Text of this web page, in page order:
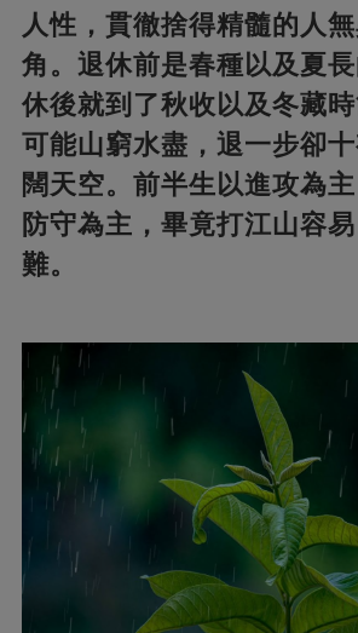
人性，貫徹捨得精髓的人
角。退休前是春種以及夏
休後就到了秋收以及冬藏
可能山窮水盡，退一步卻
闊天空。前半生以進攻為
防守為主，畢竟打江山容
難。